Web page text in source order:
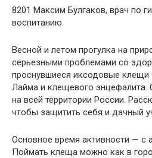
8201 Максим Булгаков, врач по
воспитанию
Весной и летом прогулка на
серьезными проблемами со
проснувшиеся иксодовые клещи
Лайма и клещевого энцефалита.
на всей территории России.
чтобы защитить себя и дачный
Основное время активности — с
Поймать клеща можно как в